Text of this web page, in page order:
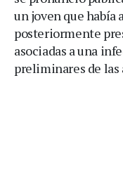
un joven que había
posteriormente
asociadas a una
preliminares de las